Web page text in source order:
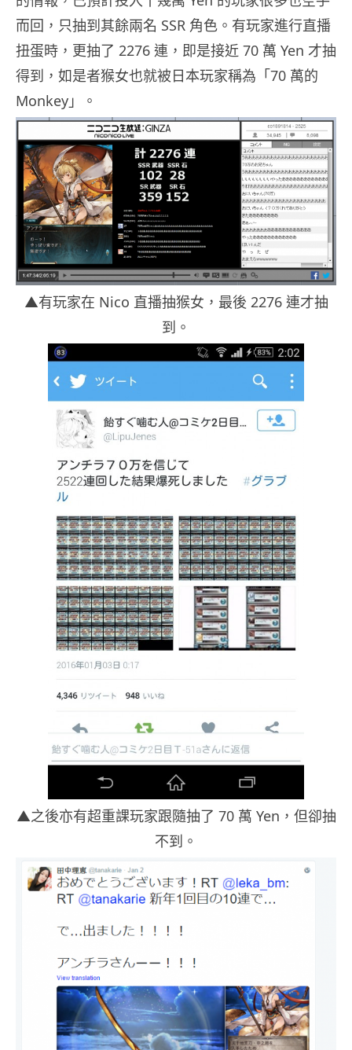
而回，只抽到其餘兩名 SSR 角色。有玩家進行直播
扭蛋時，更抽了 2276 連，即是接近 70 萬 Yen 才抽
得到，如是者猴女也就被日本玩家稱為「70 萬的
Monkey」。
▲有玩家在 Nico 直播抽猴女，最後 2276 連才抽
到。
▲之後亦有超重課玩家跟隨抽了 70 萬 Yen，但卻抽
不到。